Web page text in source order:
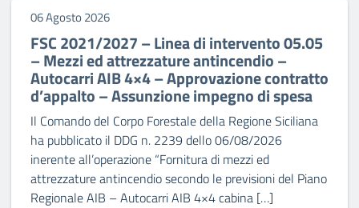
06 Agosto 2026
FSC 2021/2027 – Linea di intervento 05.05
– Mezzi ed attrezzature antincendio –
Autocarri AIB 4×4 – Approvazione contratto
d’appalto – Assunzione impegno di spesa
Il Comando del Corpo Forestale della Regione Siciliana
ha pubblicato il DDG n. 2239 dello 06/08/2026
inerente all’operazione “Fornitura di mezzi ed
attrezzature antincendio secondo le previsioni del Piano
Regionale AIB – Autocarri AIB 4×4 cabina […]